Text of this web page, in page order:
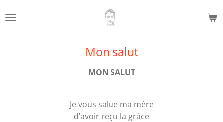
au
Mon salut
MON SALUT
Je vous salue ma mère
d’avoir reçu la grâce